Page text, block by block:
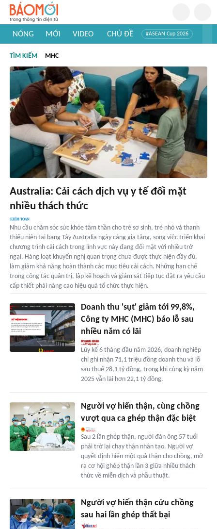
NÓNG MỚI VIDEO CHỦ ĐỀ #ASEAN Cup 2026
#Khám phá thế giới
TÌM KIẾM MHC
Australia: Cải cách dịch vụ y tế đối mặt
nhiều thách thức
Nhu cầu chăm sóc sức khỏe tâm thần cho trẻ sơ sinh, trẻ nhỏ và thanh
thiếu niên tại bang Tây Australia ngày càng gia tăng, song việc triển khai
chương trình cải cách trong lĩnh vực này đang đối mặt với nhiều trở
ngại. Hàng loạt khuyến nghị quan trọng chưa được thực hiện đầy đủ,
làm giảm khả năng hoàn thành các mục tiêu cải cách. Những hạn chế
trong công tác quản trị, lập kế hoạch và giám sát tiếp tục đặt ra yêu cầu
cấp thiết phải nâng cao hiệu quả tổ chức thực hiện.
Doanh thu 'sụt' giảm tới 99,8%,
Công ty MHC (MHC) báo lỗ sau
nhiều năm có lãi
Lũy kế 6 tháng đầu năm 2026, doanh nghiệp
chỉ ghi nhận 71,1 triệu đồng doanh thu và lỗ
sau thuế 28,1 tỷ đồng, trong khi cùng kỳ năm
2025 vẫn lãi hơn 22,1 tỷ đồng.
Người vợ hiến thận, cùng chồng
vượt qua ca ghép thận đặc biệt
Sau 2 lần ghép thận, người đàn ông 57 tuổi
phải trở lại chạy thận nhân tạo. Người vợ
quyết định hiến một quả thận cho chồng, mở
ra cơ hội ghép thận lần 3 giữa nhiều thách
thức về miễn dịch và phẫu thuật.
Người vợ hiến thận cứu chồng
sau hai lần ghép thất bại